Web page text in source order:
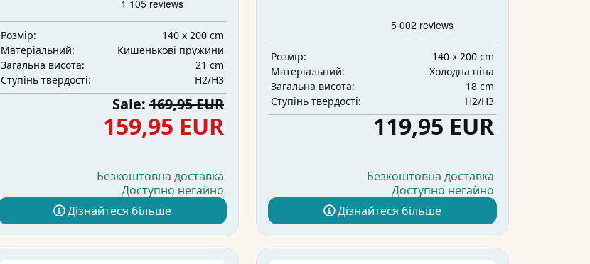
Розмір:
140 x 200 cm
Матеріальний:
Кишенькові пружини
Загальна висота:
21 cm
Ступінь твердості:
H2/H3
Sale: 169,95 EUR
159,95 EUR
Безкоштовна доставка
Доступно негайно
Дізнайтеся більше
Розмір:
140 x 200 cm
Матеріальний:
Холодна піна
Загальна висота:
18 cm
Ступінь твердості:
H2/H3
119,95 EUR
Безкоштовна доставка
Доступно негайно
Дізнайтеся більше